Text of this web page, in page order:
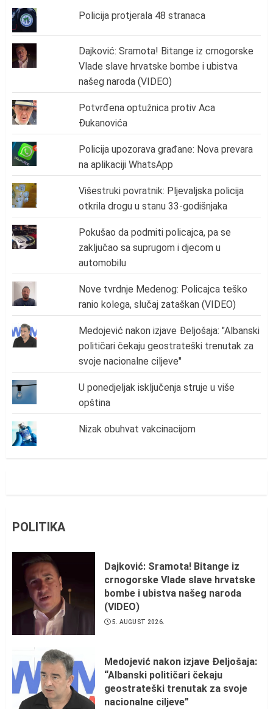
Policija protjerala 48 stranaca
Dajković: Sramota! Bitange iz crnogorske
Vlade slave hrvatske bombe i ubistva
našeg naroda (VIDEO)
Potvrđena optužnica protiv Aca
Đukanovića
Policija upozorava građane: Nova prevara
na aplikaciji WhatsApp
Višestruki povratnik: Pljevaljska policija
otkrila drogu u stanu 33-godišnjaka
Pokušao da podmiti policajca, pa se
zaključao sa suprugom i djecom u
automobilu
Nove tvrdnje Medenog: Policajca teško
ranio kolega, slučaj zataškan (VIDEO)
Medojević nakon izjave Đeljošaja: "Albanski
političari čekaju geostrateški trenutak za
svoje nacionalne ciljeve"
U ponedjeljak isključenja struje u više
opština
Nizak obuhvat vakcinacijom
POLITIKA
Dajković: Sramota! Bitange iz
crnogorske Vlade slave hrvatske
bombe i ubistva našeg naroda
(VIDEO)
5. AUGUST 2026.
Medojević nakon izjave Đeljošaja:
“Albanski političari čekaju
geostrateški trenutak za svoje
nacionalne ciljeve”